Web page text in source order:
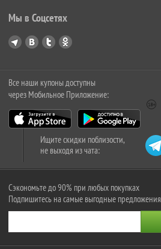
Мы в Соцсетях
Все наши купоны доступны
через Мобильное Приложение:
Ищите скидки поблизости,
не выходя из чата:
Сэкономьте до 90% при любых покупках
Подпишитесь на самые выгодные предложения